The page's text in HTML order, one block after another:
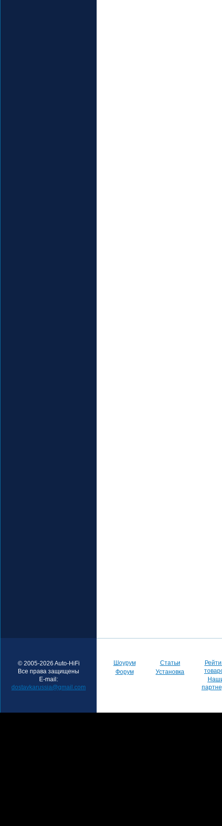
© 2005-2026 Auto-HiFi
Все права защищены
E-mail:
dostavkarussia@gmail.com
Шоурум
Форум
Статьи
Установка